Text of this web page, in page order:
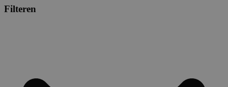
Filteren